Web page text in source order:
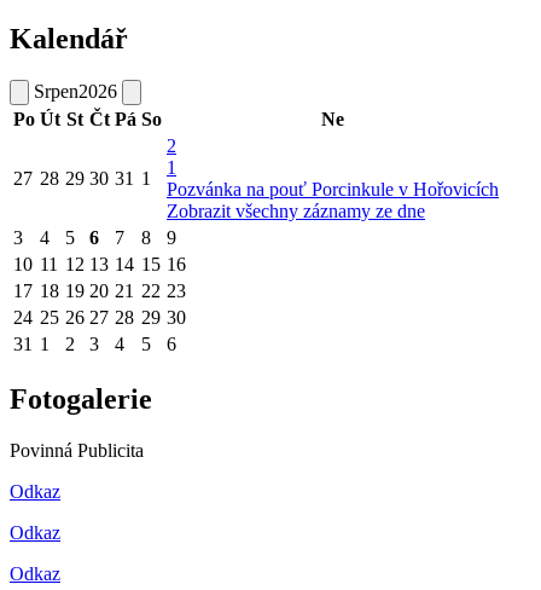
Kalendář
Srpen2026
Po Út St Čt Pá So Ne
27 28 29 30 31 1
2
1
Pozvánka na pouť Porcinkule v Hořovicích
Zobrazit všechny záznamy ze dne
3
4 5 6 7 8
9
10 11 12 13 14 15 16
17 18 19 20 21 22 23
24 25 26 27 28 29 30
31 1 2 3 4 5 6
Fotogalerie
Povinná Publicita
Odkaz
Odkaz
Odkaz